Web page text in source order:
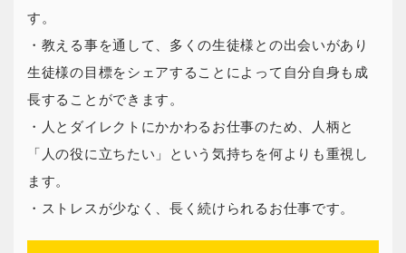
す。
・教える事を通して、多くの生徒様との出会いがあり
生徒様の目標をシェアすることによって自分自身も成
長することができます。
・人とダイレクトにかかわるお仕事のため、人柄と
「人の役に立ちたい」という気持ちを何よりも重視し
ます。
・ストレスが少なく、長く続けられるお仕事です。